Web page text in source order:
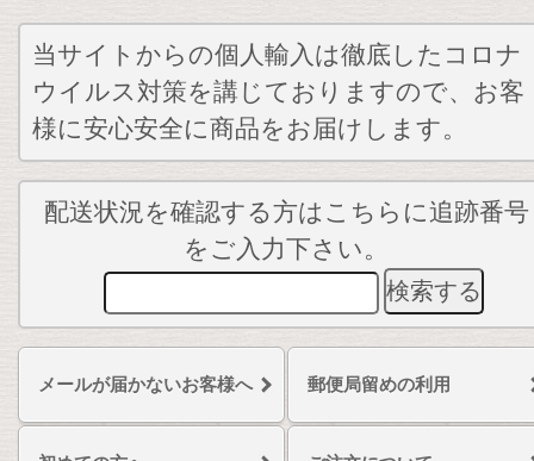
当サイトからの個人輸入は徹底したコロナ
ウイルス対策を講じておりますので、お客
様に安心安全に商品をお届けします。
配送状況を確認する方はこちらに追跡番号
をご入力下さい。
メールが届かないお客様へ 郵便局留めの利用